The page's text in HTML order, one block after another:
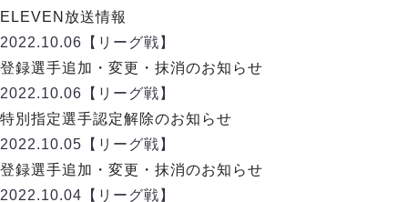
選手の通算記録（Ｆ２）
ヴォスクオーレ仙台
マルバ水戸FC
リガーレヴィア葛飾
Y．S．C．C．横浜
ヴィンセドール白山
アグレミーナ浜松
ELEVEN放送情報
2022.10.06 【リーグ戦】
登録選手追加・変更・抹消のお知らせ
2022.10.06 【リーグ戦】
特別指定選手認定解除のお知らせ
2022.10.05 【リーグ戦】
登録選手追加・変更・抹消のお知らせ
2022.10.04 【リーグ戦】